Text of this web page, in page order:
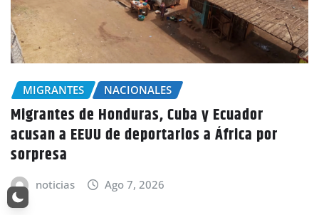
NACIONALES
Condiciones secas y lluvias aisladas
persistirán este viernes en todo el país
anuncia Copeco
noticias Ago 7, 2026